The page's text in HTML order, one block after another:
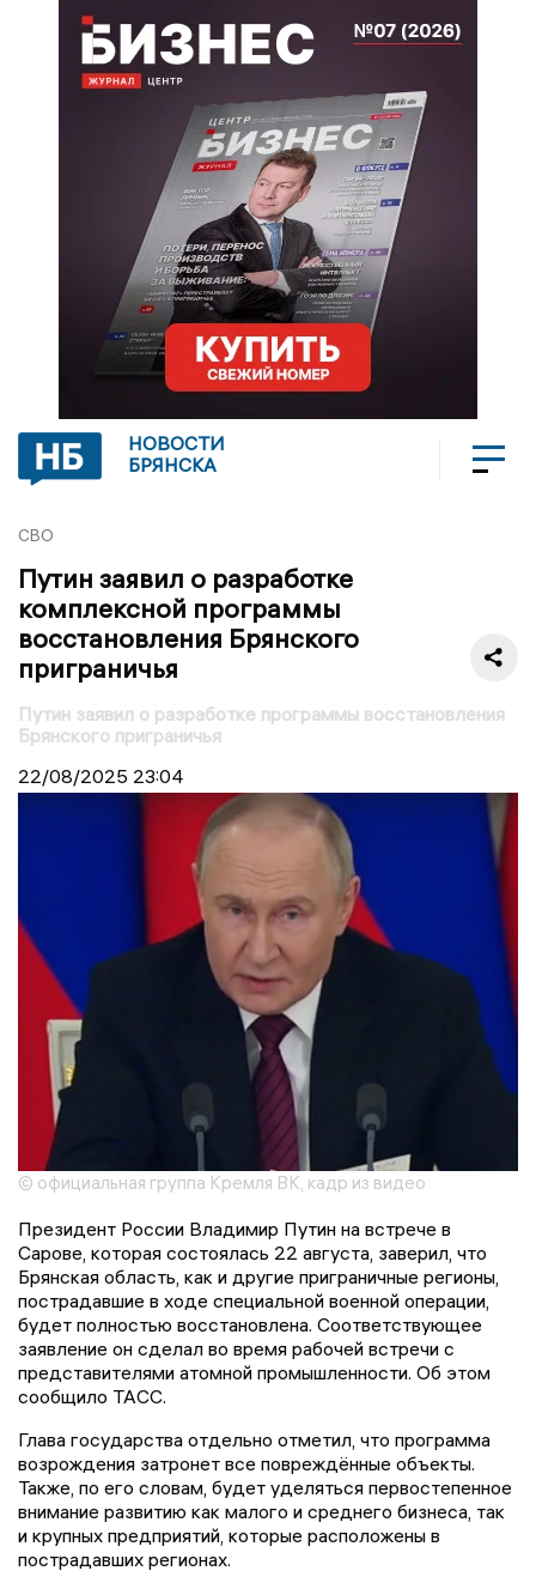
НОВОСТИ
БРЯНСКА
СВО
Путин заявил о разработке
комплексной программы
восстановления Брянского
приграничья
Путин заявил о разработке программы восстановления
Брянского приграничья
22/08/2025 23:04
© официальная группа Кремля ВК, кадр из видео
Президент России Владимир Путин на встрече в
Сарове, которая состоялась 22 августа, заверил, что
Брянская область, как и другие приграничные регионы,
пострадавшие в ходе специальной военной операции,
будет полностью восстановлена. Соответствующее
заявление он сделал во время рабочей встречи с
представителями атомной промышленности. Об этом
сообщило ТАСС.
Глава государства отдельно отметил, что программа
возрождения затронет все повреждённые объекты.
Также, по его словам, будет уделяться первостепенное
внимание развитию как малого и среднего бизнеса, так
и крупных предприятий, которые расположены в
пострадавших регионах.